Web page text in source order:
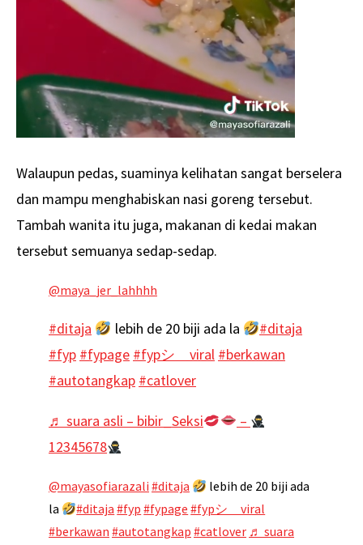
Walaupun pedas, suaminya kelihatan sangat berselera
dan mampu menghabiskan nasi goreng tersebut.
Tambah wanita itu juga, makanan di kedai makan
tersebut semuanya sedap-sedap.
@maya_jer_lahhhh
#ditaja lebih de 20 biji ada la
#ditaja
#fyp #fypage #fypシ゚viral #berkawan
#autotangkap #catlover
♬ suara asli – bibir_Seksi
–
12345678
@mayasofiarazali #ditaja
lebih de 20 biji ada
la
#ditaja #fyp #fypage #fypシ゚viral
#berkawan #autotangkap #catlover ♬ suara